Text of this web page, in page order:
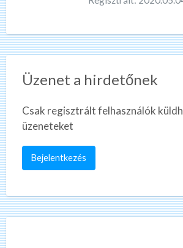
Üzenet a hirdetőnek
Csak regisztrált felhasználók
üzeneteket
Bejelentkezés